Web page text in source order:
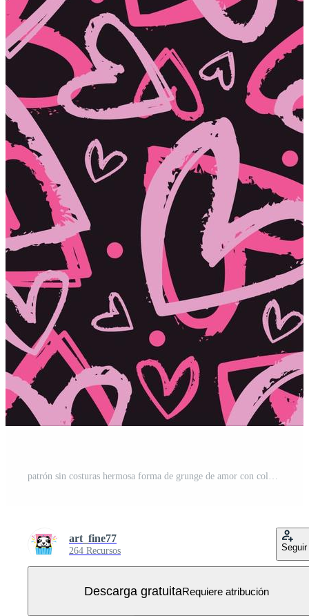
patrón sin costuras hermosa forma de grunge de amor con color rosa. corazón colorido rosa en el momento de San Valentín con fondo negro Vector Gratis
art_fine77
264 Recursos Seguir
Descarga gratuitaRequiere atribución